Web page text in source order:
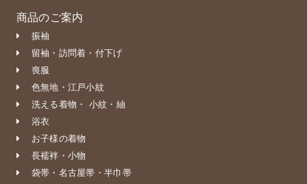
商品のご案内
振袖
留袖・訪問着・付下げ
喪服
色無地・江戸小紋
洗える着物・ 小紋・紬
浴衣
お子様の着物
長襦袢・小物
袋帯・名古屋帯・半巾帯